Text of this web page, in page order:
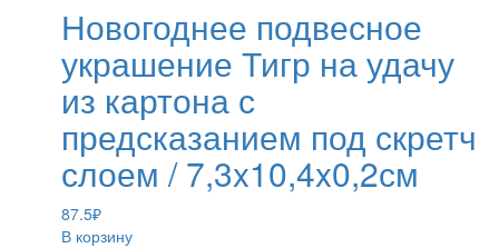
Новогоднее подвесное
украшение Тигр на удачу
из картона с
предсказанием под скретч
слоем / 7,3x10,4x0,2см
87.5₽
В корзину